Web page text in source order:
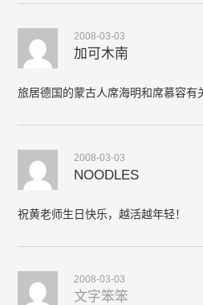
2008-03-03
加可木南
旅居德国的蒙古人席海明和席慕容有
2008-03-03
NOODLES
祝黄老师生日快乐，越活越年轻！
2008-03-03
文字笨笨